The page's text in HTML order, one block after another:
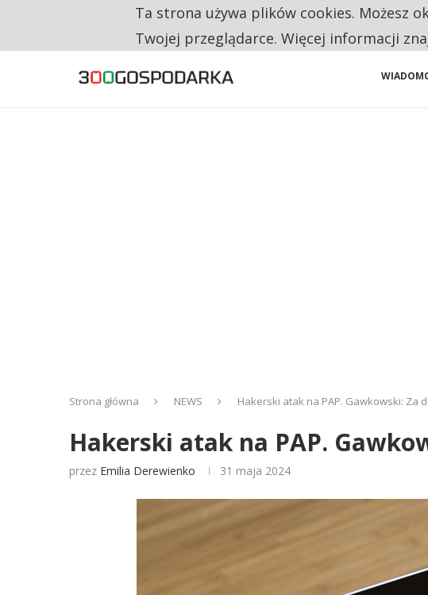
RESTRYKCJE CHIN UDERZAJĄ W EUROPEJSKI PRZEMYSŁ.
Strona główna NEWS Hakerski atak na PAP. Gawkowski: Za
Hakerski atak na PAP.
przez Emilia Derewienko 31 maja 2024
Ta strona używa plików cookies. Możesz
Twojej przeglądarce. Więcej informacji